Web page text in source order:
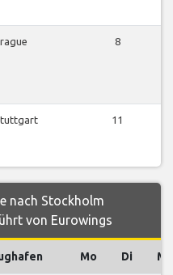
8
11
nach Stockholm
von Eurowings
Mo Di Mi